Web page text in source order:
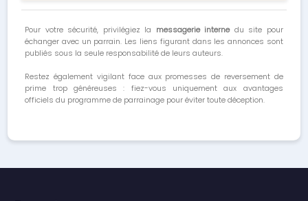
Pour votre sécurité, privilégiez la messagerie internedu site pour
échanger avec un parrain. Les liens figurant dans les annonces sont
publiés sous la seule responsabilité de leurs auteurs.
Restez également vigilant face aux promesses de reversement de
prime trop généreuses : fiez-vous uniquement aux avantages
officiels du programme de parrainage pour éviter toute déception.